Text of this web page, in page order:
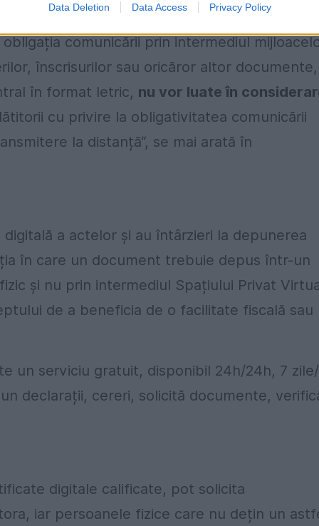
Data Deletion Data Access Privacy Policy
pe hârtie după 1 martie. „În situația în
comunicării prin intermediul
înscrisurilor sau oricăror altor documente,
în format letric, nu vor luate în
cu privire la obligativitatea comunicării
la distanță“, se mai arată în
a actelor și au întârzieri la depunerea
în care un document trebuie depus într-un
și nu prin intermediul Spațiului Privat
de a beneficia de o facilitate fiscală sau
un serviciu gratuit, disponibil 24h/24h, 7
declarații, cereri, solicită documente,
digitale calificate, pot solicita
iar persoanele fizice care nu dețin un